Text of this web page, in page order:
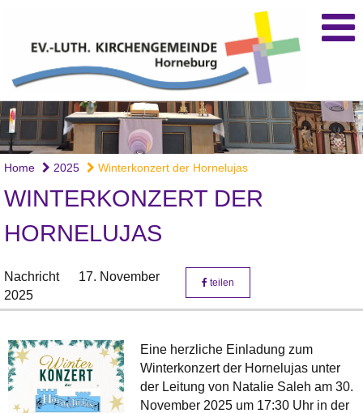
Home 2025 Winterkonzert der Hornelujas
WINTERKONZERT DER
HORNELUJAS
Nachricht
17. November
2025
teilen
Eine herzliche Einladung zum
Winterkonzert der Hornelujas unter
der Leitung von Natalie Saleh am 30.
November 2025 um 17:30 Uhr in der